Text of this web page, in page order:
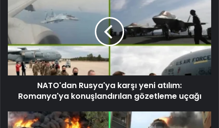
NATO'dan Rusya'ya karşı yeni atılım:
Romanya'ya konuşlandırılan gözetleme uçağı